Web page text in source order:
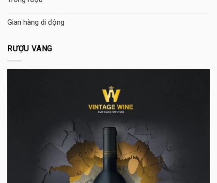
Gian hàng di động
RƯỢU VANG